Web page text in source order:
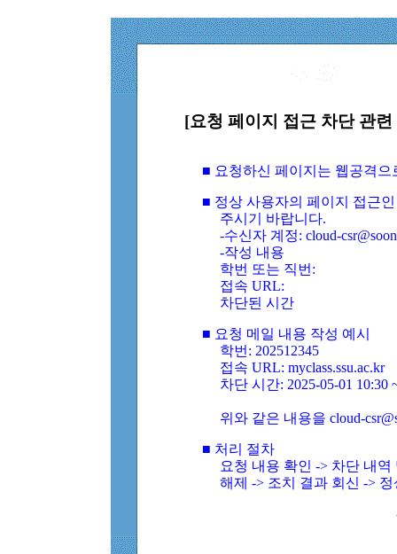
[요청 페이지 접근 차단 관
■ 요청하신 페이지는 웹공격
■ 정상 사용자의 페이지 접근
주시기 바랍니다.
-수신자 계정: cloud-
-작성 내용
학번 또는 직번:
접속 URL:
차단된 시간
■ 요청 메일 내용 작성 예시
학번: 202512345
접속 URL: myclass.ssu.ac.kr
차단 시간: 2025-05-01 10:30
위와 같은 내용을 cloud-
■ 처리 절차
요청 내용 확인 -> 차단 내
해제 -> 조치 결과 회신 ->